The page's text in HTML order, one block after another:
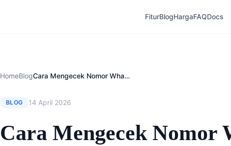
FiturBlogHargaFAQDocs
HomeBlog Cara Mengecek Nomor WhatsApp dengan Mudah
BLOG 14 April 2026
Cara Mengecek Nomor